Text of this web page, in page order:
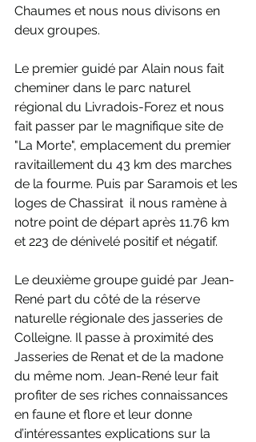
Chaumes et nous nous divisons en
deux groupes.
Le premier guidé par Alain nous fait
cheminer dans le parc naturel
régional du Livradois-Forez et nous
fait passer par le magnifique site de
"La Morte", emplacement du premier
ravitaillement du 43 km des marches
de la fourme. Puis par Saramois et les
loges de Chassirat  il nous ramène à
notre point de départ après 11.76 km
et 223 de dénivelé positif et négatif.
Le deuxième groupe guidé par Jean-
René part du côté de la réserve
naturelle régionale des jasseries de
Colleigne. Il passe à proximité des
Jasseries de Renat et de la madone
du même nom. Jean-René leur fait
profiter de ses riches connaissances
en faune et flore et leur donne
d’intéressantes explications sur la